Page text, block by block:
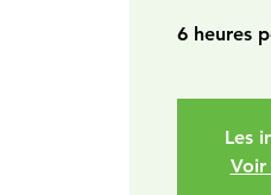
6 heures
Les
Voir